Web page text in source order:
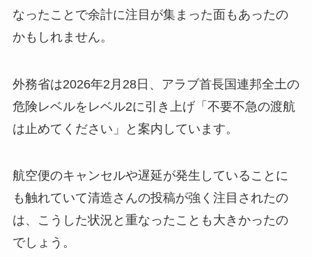
なったことで余計に注目が集まった面もあったの
かもしれません。
外務省は2026年2月28日、アラブ首長国連邦全土の
危険レベルをレベル2に引き上げ「不要不急の渡航
は止めてください」と案内しています。
航空便のキャンセルや遅延が発生していることに
も触れていて清造さんの投稿が強く注目されたの
は、こうした状況と重なったことも大きかったの
でしょう。